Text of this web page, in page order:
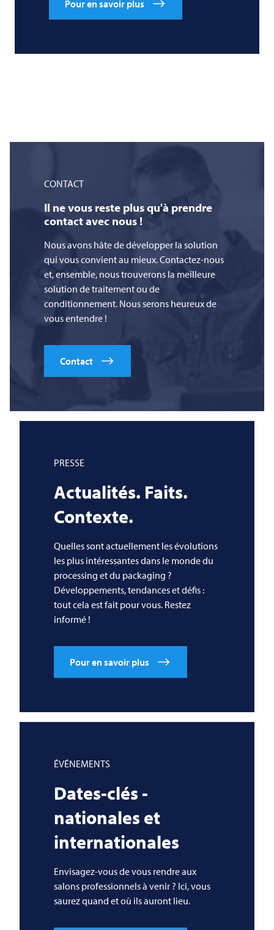
Pour en savoir plus
CONTACT
Il ne vous reste plus qu'à prendre
contact avec nous !
Nous avons hâte de développer la solution
qui vous convient au mieux. Contactez-nous
et, ensemble, nous trouverons la meilleure
solution de traitement ou de
conditionnement. Nous serons heureux de
vous entendre !
Contact
PRESSE
Actualités. Faits.
Contexte.
Quelles sont actuellement les évolutions
les plus intéressantes dans le monde du
processing et du packaging ?
Développements, tendances et défis :
tout cela est fait pour vous. Restez
informé !
Pour en savoir plus
ÉVÉNEMENTS
Dates-clés -
nationales et
internationales
Envisagez-vous de vous rendre aux
salons professionnels à venir ? Ici, vous
saurez quand et où ils auront lieu.